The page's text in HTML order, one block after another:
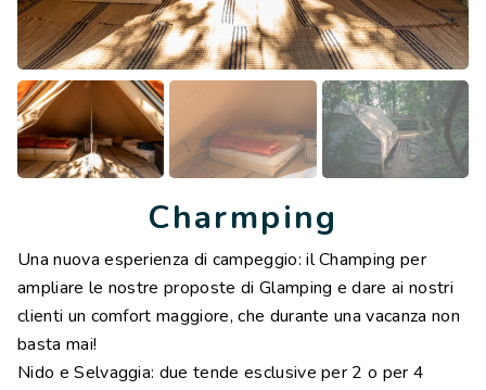
Charmping
Una nuova esperienza di campeggio: il Champing per
ampliare le nostre proposte di Glamping e dare ai nostri
clienti un comfort maggiore, che durante una vacanza non
basta mai!
Nido e Selvaggia: due tende esclusive per 2 o per 4